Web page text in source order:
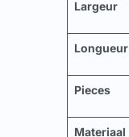
Largeur
Longueur
Pieces
Materiaal